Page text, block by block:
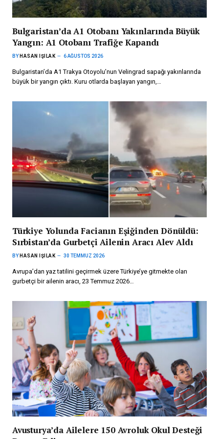
Bulgaristan’da A1 Otobanı Yakınlarında Büyük
Yangın: A1 Otobanı Trafiğe Kapandı
BY HASAN IŞILAK 6 AĞUSTOS 2026
Bulgaristan’da A1 Trakya Otoyolu’nun Velingrad sapağı yakınlarında
büyük bir yangın çıktı. Kuru otlarda başlayan yangın,…
Türkiye Yolunda Facianın Eşiğinden Dönüldü:
Sırbistan’da Gurbetçi Ailenin Aracı Alev Aldı
BY HASAN IŞILAK 30 TEMMUZ 2026
Avrupa’dan yaz tatilini geçirmek üzere Türkiye’ye gitmekte olan
gurbetçi bir ailenin aracı, 23 Temmuz 2026…
Avusturya’da Ailelere 150 Avroluk Okul Desteği